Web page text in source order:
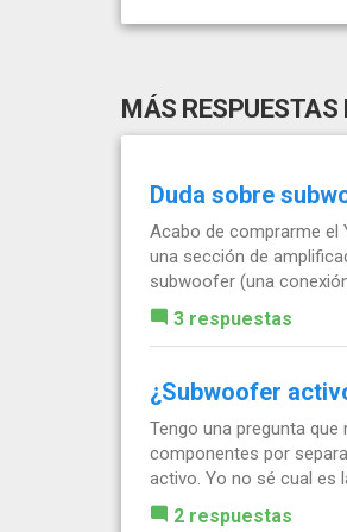
MÁS
Duda sobre
Acabo de comprarme el
una sección de
subwoofer (una
3 respuestas
¿Subwoofer
Tengo una pregunta
componentes por
activo. Yo no sé cual es
2 respuestas